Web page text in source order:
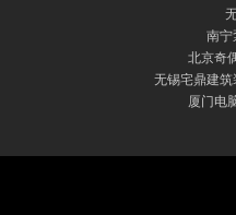
南宁
北京奇
无锡宅鼎建筑
厦门电